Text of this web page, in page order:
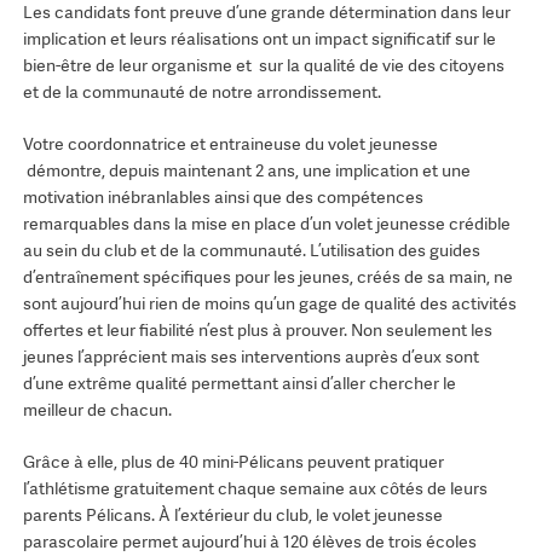
Les candidats font preuve d’une grande détermination dans leur
implication et leurs réalisations ont un impact significatif sur le
bien-être de leur organisme et sur la qualité de vie des citoyens
et de la communauté de notre arrondissement.
Votre coordonnatrice et entraineuse du volet jeunesse
démontre, depuis maintenant 2 ans, une implication et une
motivation inébranlables ainsi que des compétences
remarquables dans la mise en place d’un volet jeunesse crédible
au sein du club et de la communauté. L’utilisation des guides
d’entraînement spécifiques pour les jeunes, créés de sa main, ne
sont aujourd’hui rien de moins qu’un gage de qualité des activités
offertes et leur fiabilité n’est plus à prouver. Non seulement les
jeunes l’apprécient mais ses interventions auprès d’eux sont
d’une extrême qualité permettant ainsi d’aller chercher le
meilleur de chacun.
Grâce à elle, plus de 40 mini-Pélicans peuvent pratiquer
l’athlétisme gratuitement chaque semaine aux côtés de leurs
parents Pélicans. À l’extérieur du club, le volet jeunesse
parascolaire permet aujourd’hui à 120 élèves de trois écoles